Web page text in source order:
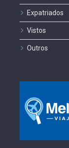
Expatriados
Vistos
Outros